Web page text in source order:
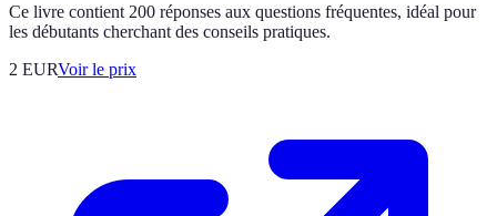
Ce livre contient 200 réponses aux questions fréquentes, idéal pour
les débutants cherchant des conseils pratiques.
2 EURVoir le prix